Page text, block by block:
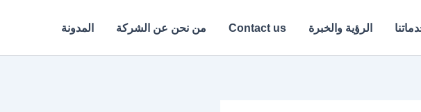
الرؤية والخبرة Contact us من نحن عن الشركة المدونة